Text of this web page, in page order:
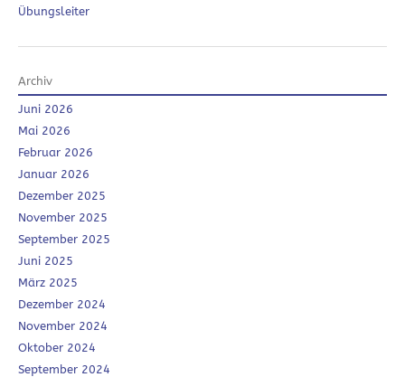
Übungsleiter
Archiv
Juni 2026
Mai 2026
Februar 2026
Januar 2026
Dezember 2025
November 2025
September 2025
Juni 2025
März 2025
Dezember 2024
November 2024
Oktober 2024
September 2024